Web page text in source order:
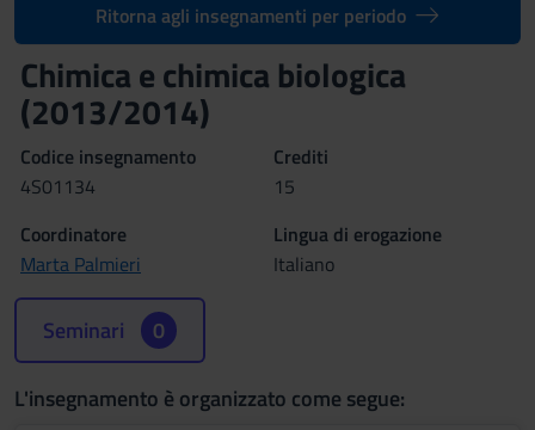
Ritorna agli insegnamenti per periodo
Chimica e chimica biologica
(2013/2014)
Codice insegnamento
4S01134
Crediti
15
Coordinatore
Marta Palmieri
Lingua di erogazione
Italiano
Seminari 0
L'insegnamento è organizzato come segue: